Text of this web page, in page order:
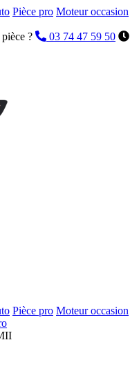
Pièce pro Moteur occasion
?
03 74 47 59 50
Pièce pro Moteur occasion